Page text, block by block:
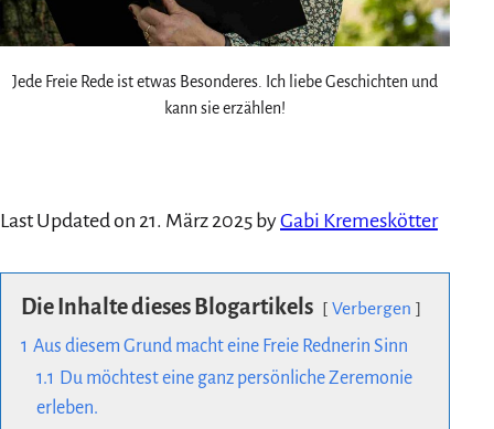
Jede Freie Rede ist etwas Besonderes. Ich liebe Geschichten und
kann sie erzählen!
Last Updated on 21. März 2025 byGabi Kremeskötter
Die Inhalte dieses Blogartikels
Verbergen
1 Aus diesem Grund macht eine Freie Rednerin Sinn
1.1 Du möchtest eine ganz persönliche Zeremonie
erleben.